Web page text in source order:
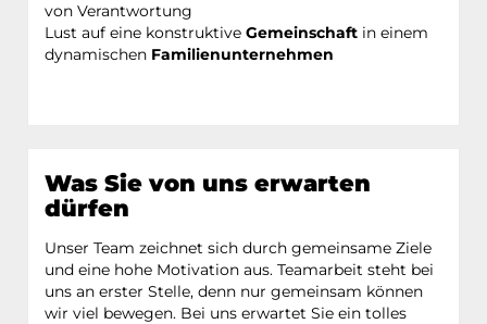
von Verantwortung
Lust auf eine konstruktive Gemeinschaft in einem
dynamischen Familienunternehmen
Was Sie von uns erwarten
dürfen
Unser Team zeichnet sich durch gemeinsame Ziele
und eine hohe Motivation aus. Teamarbeit steht bei
uns an erster Stelle, denn nur gemeinsam können
wir viel bewegen. Bei uns erwartet Sie ein tolles